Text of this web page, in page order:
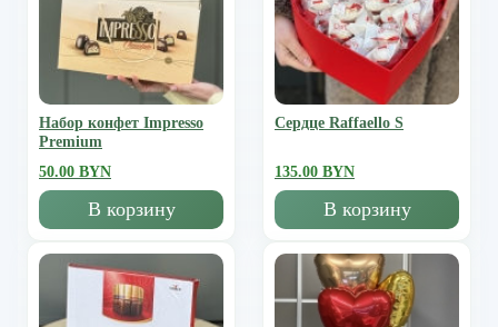
Набор конфет Impresso
Premium
50.00 BYN
В корзину
Сердце Raffaello S
135.00 BYN
В корзину